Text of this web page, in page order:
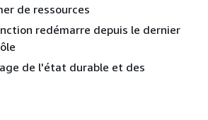
de ressources
redémarre depuis le dernier
de l'état durable et des